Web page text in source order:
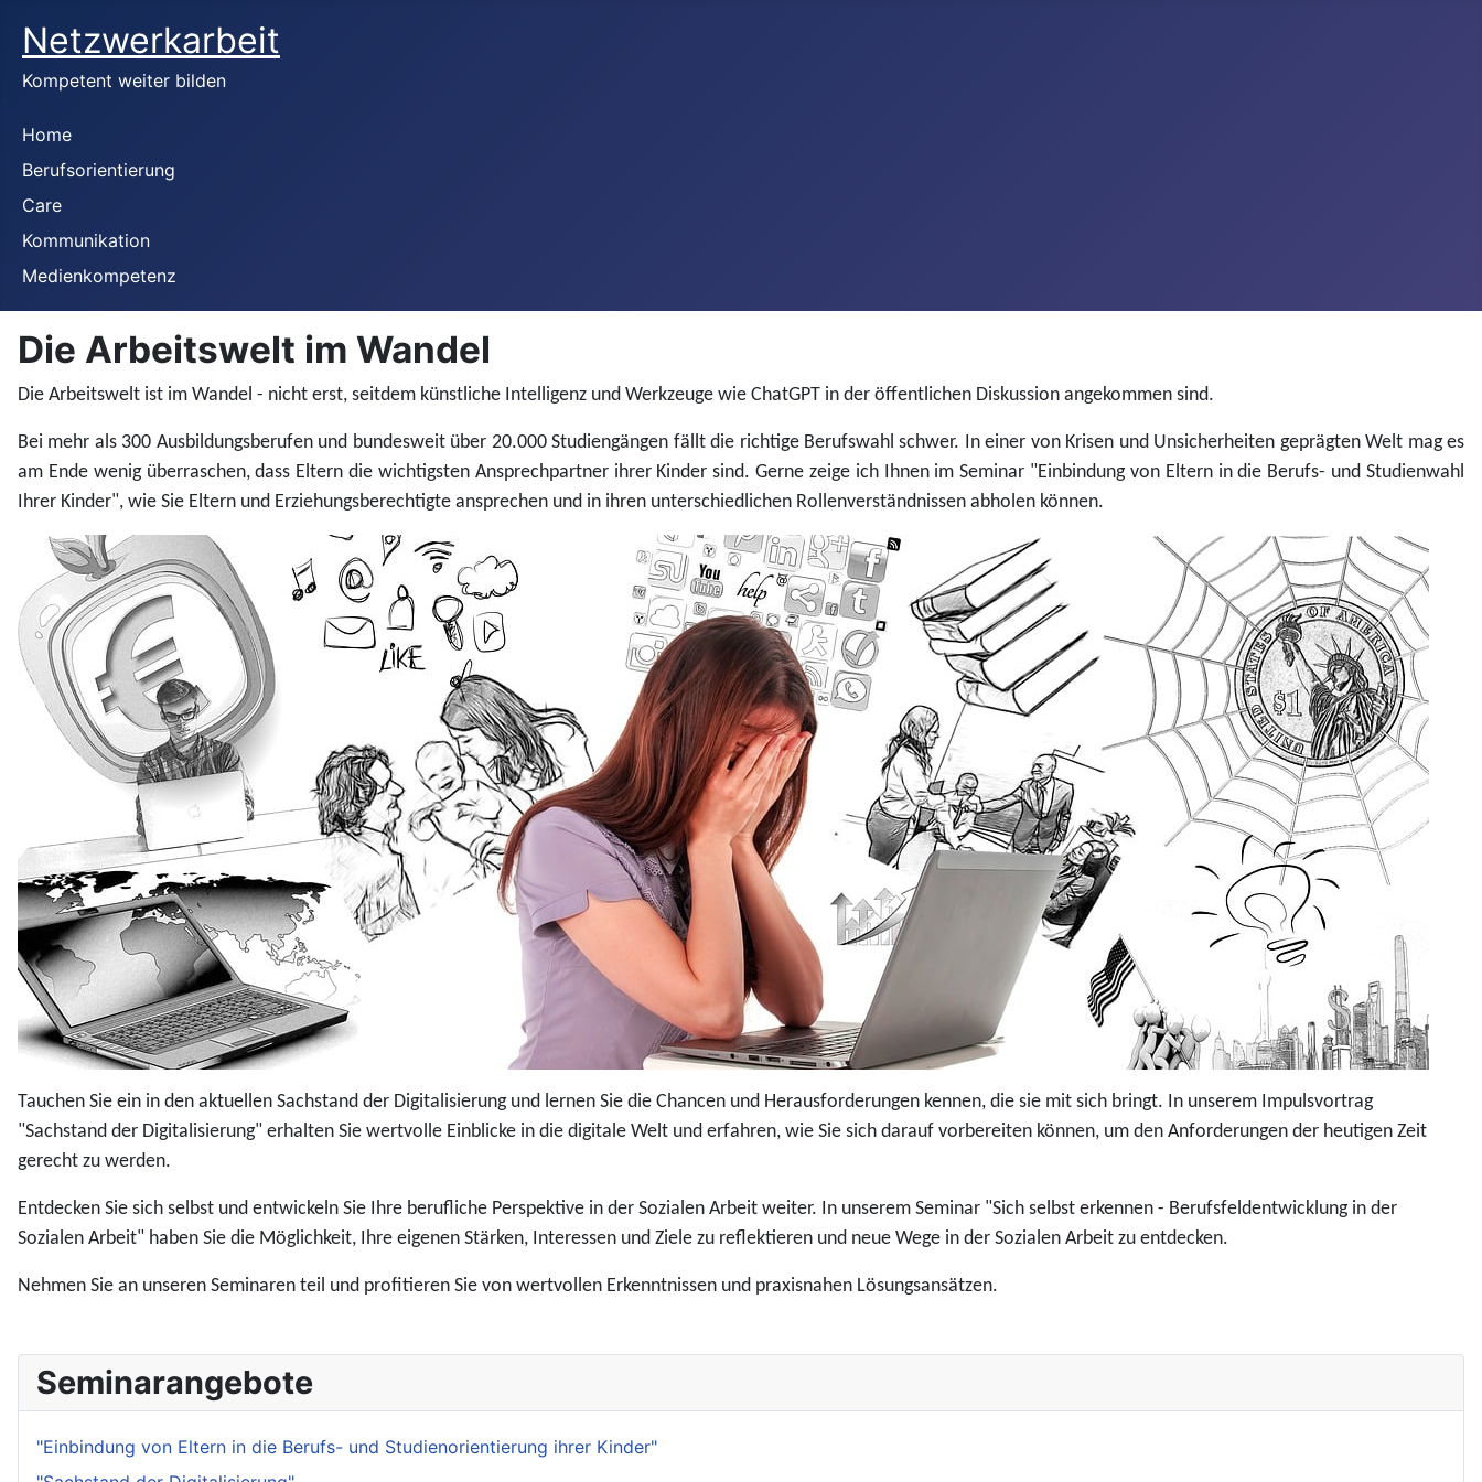
Netzwerkarbeit
Kompetent weiter bilden
Home
Berufsorientierung
Care
Kommunikation
Medienkompetenz
Die Arbeitswelt im Wandel
Die Arbeitswelt ist im Wandel - nicht erst, seitdem künstliche Intelligenz und Werkzeuge wie ChatGPT in der öffentlichen Diskussion angekommen sind.
Bei mehr als 300 Ausbildungsberufen und bundesweit über 20.000 Studiengängen fällt die richtige Berufswahl schwer. In einer von Krisen und Unsicherheiten geprägten Welt mag es
am Ende wenig überraschen, dass Eltern die wichtigsten Ansprechpartner ihrer Kinder sind. Gerne zeige ich Ihnen im Seminar "Einbindung von Eltern in die Berufs- und Studienwahl
Ihrer Kinder", wie Sie Eltern und Erziehungsberechtigte ansprechen und in ihren unterschiedlichen Rollenverständnissen abholen können.
Tauchen Sie ein in den aktuellen Sachstand der Digitalisierung und lernen Sie die Chancen und Herausforderungen kennen, die sie mit sich bringt. In unserem Impulsvortrag
"Sachstand der Digitalisierung" erhalten Sie wertvolle Einblicke in die digitale Welt und erfahren, wie Sie sich darauf vorbereiten können, um den Anforderungen der heutigen Zeit
gerecht zu werden.
Entdecken Sie sich selbst und entwickeln Sie Ihre berufliche Perspektive in der Sozialen Arbeit weiter. In unserem Seminar "Sich selbst erkennen - Berufsfeldentwicklung in der
Sozialen Arbeit" haben Sie die Möglichkeit, Ihre eigenen Stärken, Interessen und Ziele zu reflektieren und neue Wege in der Sozialen Arbeit zu entdecken.
Nehmen Sie an unseren Seminaren teil und profitieren Sie von wertvollen Erkenntnissen und praxisnahen Lösungsansätzen.
Seminarangebote
"Einbindung von Eltern in die Berufs- und Studienorientierung ihrer Kinder"